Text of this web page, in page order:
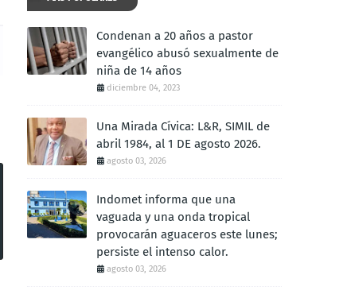
Condenan a 20 años a pastor
evangélico abusó sexualmente de
niña de 14 años
diciembre 04, 2023
Una Mirada Cívica: L&R, SIMIL de
abril 1984, al 1 DE agosto 2026.
agosto 03, 2026
Indomet informa que una
vaguada y una onda tropical
provocarán aguaceros este lunes;
persiste el intenso calor.
agosto 03, 2026